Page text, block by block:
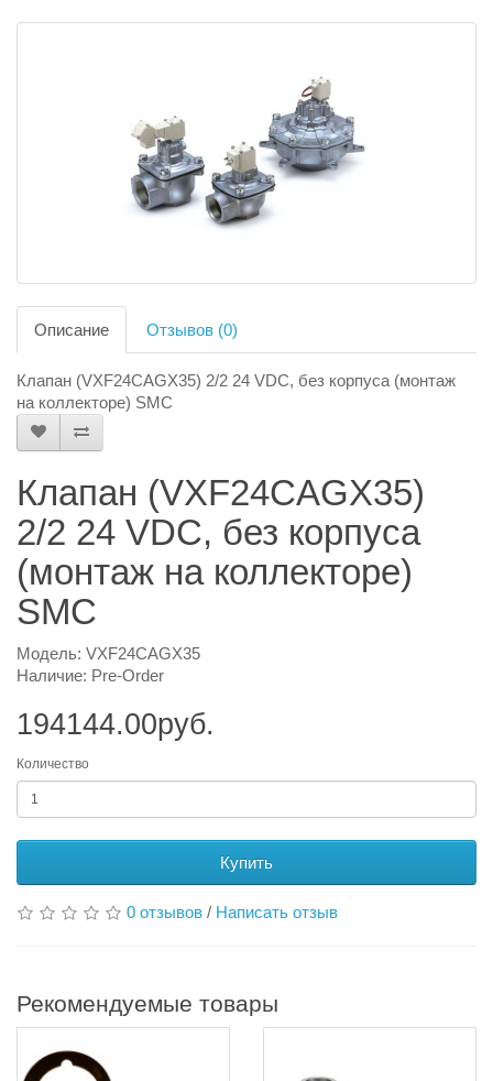
Описание Отзывов (0)
Клапан (VXF24CAGX35) 2/2 24 VDC, без корпуса (монтаж
на коллекторе) SMC
Клапан (VXF24CAGX35)
2/2 24 VDC, без корпуса
(монтаж на коллекторе)
SMC
Модель: VXF24CAGX35
Наличие: Pre-Order
194144.00руб.
Количество
Купить
0 отзывов / Написать отзыв
Рекомендуемые товары